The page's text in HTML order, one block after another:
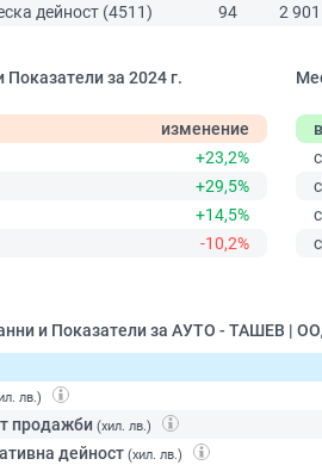
дейност (4511)
94 2 901
за 2024 г.
изменение
+23,2%
+29,5%
+14,5%
-10,2%
и Показатели за АУТО - ТАШЕВ |
лв.)
продажби (хил. лв.)
дейност (хил. лв.)